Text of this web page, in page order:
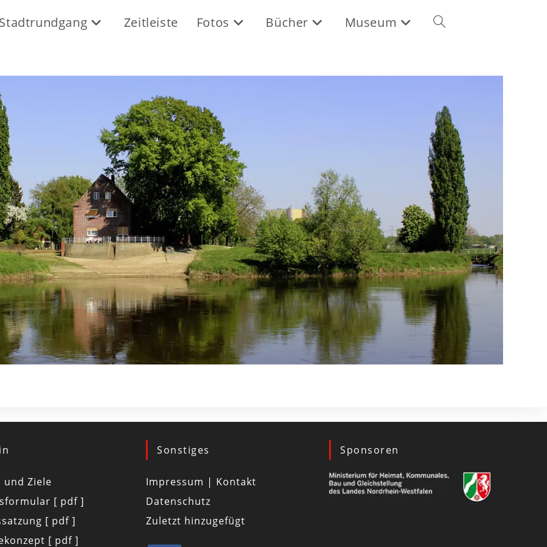
Zeitleiste Fotos Bücher Museum
und Ziele
[ pdf ]
[ pdf ]
[ pdf ]
Sonstiges
Impressum | Kontakt
Datenschutz
Zuletzt hinzugefügt
Sponsoren